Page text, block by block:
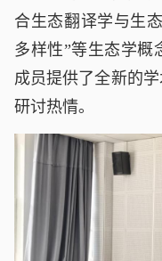
合生态翻译学与生
多样性”等生态学概
成员提供了全新的
研讨热情｡